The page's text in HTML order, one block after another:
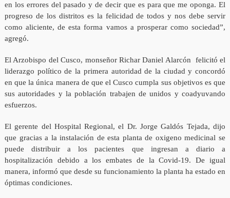
en los errores del pasado y de decir que es para que me oponga. El
progreso de los distritos es la felicidad de todos y nos debe servir
como aliciente, de esta forma vamos a prosperar como sociedad”,
agregó.
El Arzobispo del Cusco, monseñor Richar Daniel Alarcón felicitó el
liderazgo político de la primera autoridad de la ciudad y concordó
en que la única manera de que el Cusco cumpla sus objetivos es que
sus autoridades y la población trabajen de unidos y coadyuvando
esfuerzos.
El gerente del Hospital Regional, el Dr. Jorge Galdós Tejada, dijo
que gracias a la instalación de esta planta de oxigeno medicinal se
puede distribuir a los pacientes que ingresan a diario a
hospitalización debido a los embates de la Covid-19. De igual
manera, informó que desde su funcionamiento la planta ha estado en
óptimas condiciones.